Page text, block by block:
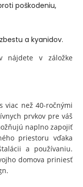
poškodeniu,
a kyanidov.
nájdete v záložke
než 40-ročnými
prvkov pre váš
naplno zapojiť
priestoru vďaka
a používaniu.
domova priniesť